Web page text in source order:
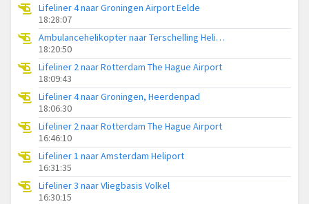
Lifeliner 4 naar Groningen Airport Eelde
18:28:07
Ambulancehelikopter naar Terschelling Heliport
18:20:50
Lifeliner 2 naar Rotterdam The Hague Airport
18:09:43
Lifeliner 4 naar Groningen, Heerdenpad
18:06:30
Lifeliner 2 naar Rotterdam The Hague Airport
16:46:10
Lifeliner 1 naar Amsterdam Heliport
16:31:35
Lifeliner 3 naar Vliegbasis Volkel
16:30:15